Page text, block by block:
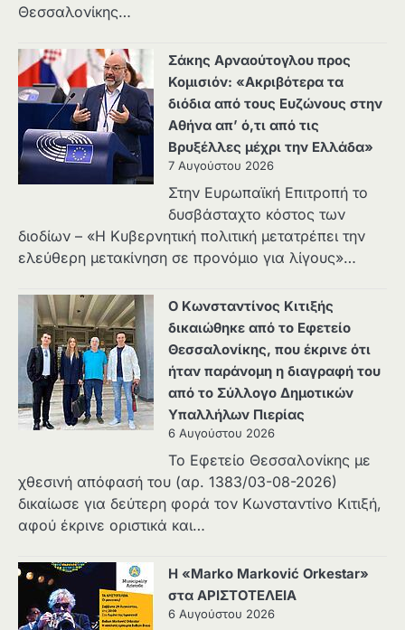
Θεσσαλονίκης…
Σάκης Αρναούτογλου προς
Κομισιόν: «Ακριβότερα τα
διόδια από τους Ευζώνους στην
Αθήνα απ’ ό,τι από τις
Βρυξέλλες μέχρι την Ελλάδα»
7 Αυγούστου 2026
Στην Ευρωπαϊκή Επιτροπή το
δυσβάσταχτο κόστος των
διοδίων – «Η Κυβερνητική πολιτική μετατρέπει την
ελεύθερη μετακίνηση σε προνόμιο για λίγους»…
Ο Κωνσταντίνος Κιτιξής
δικαιώθηκε από το Εφετείο
Θεσσαλονίκης, που έκρινε ότι
ήταν παράνομη η διαγραφή του
από το Σύλλογο Δημοτικών
Υπαλλήλων Πιερίας
6 Αυγούστου 2026
Το Εφετείο Θεσσαλονίκης με
χθεσινή απόφασή του (αρ. 1383/03-08-2026)
δικαίωσε για δεύτερη φορά τον Κωνσταντίνο Κιτιξή,
αφού έκρινε οριστικά και…
Η «Marko Marković Orkestar»
στα ΑΡΙΣΤΟΤΕΛΕΙΑ
6 Αυγούστου 2026